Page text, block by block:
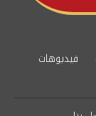
فيديوهات